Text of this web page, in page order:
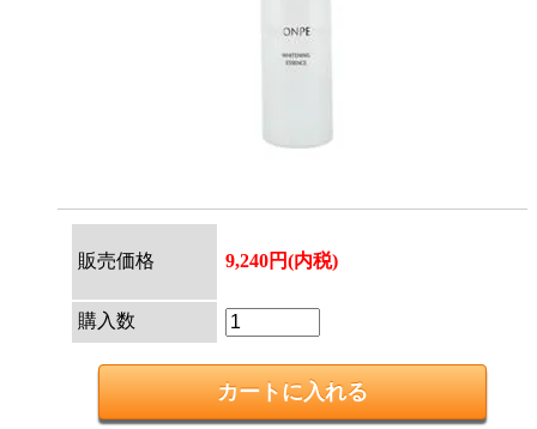
販売価格 9,240円(内税)
購入数